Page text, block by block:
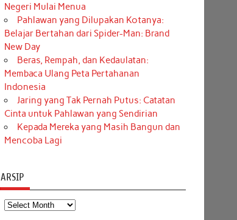
Negeri Mulai Menua
Pahlawan yang Dilupakan Kotanya:
Belajar Bertahan dari Spider-Man: Brand
New Day
Beras, Rempah, dan Kedaulatan:
Membaca Ulang Peta Pertahanan
Indonesia
Jaring yang Tak Pernah Putus: Catatan
Cinta untuk Pahlawan yang Sendirian
Kepada Mereka yang Masih Bangun dan
Mencoba Lagi
ARSIP
Arsip